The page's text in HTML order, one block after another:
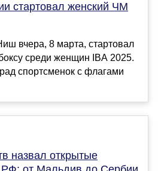
стартовал женский ЧМ
вчера, 8 марта, стартовал
среди женщин IBA 2025.
спортсменок с флагами
назвал открытые